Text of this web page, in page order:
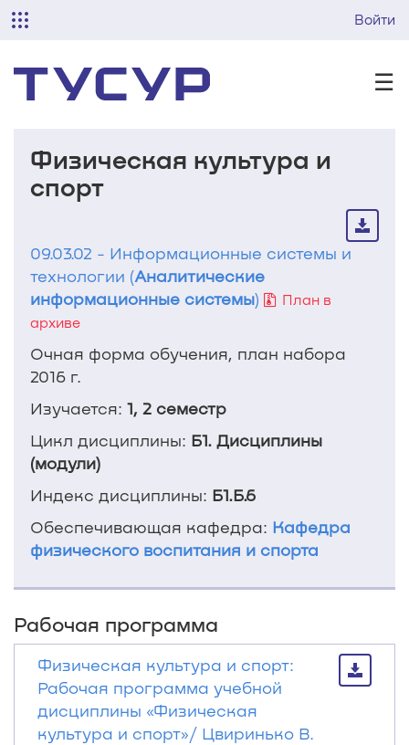
Войти
☰
Физическая культура и
спорт
09.03.02 - Информационные системы и
технологии (Аналитические
информационные системы)
План в
архиве
Очная форма обучения, план набора
2016 г.
Изучается: 1, 2 семестр
Цикл дисциплины: Б1. Дисциплины
(модули)
Индекс дисциплины: Б1.Б.6
Обеспечивающая кафедра: Кафедра
физического воспитания и спорта
Рабочая программа
Физическая культура и спорт:
Рабочая программа учебной
дисциплины «Физическая
культура и спорт»/ Цвиринько В.